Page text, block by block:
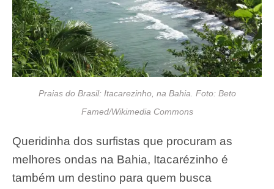
Praias do Brasil: Itacarezinho, na Bahia. Foto: Beto
Famed/Wikimedia Commons
Queridinha dos surfistas que procuram as
melhores ondas na Bahia, Itacarézinho é
também um destino para quem busca